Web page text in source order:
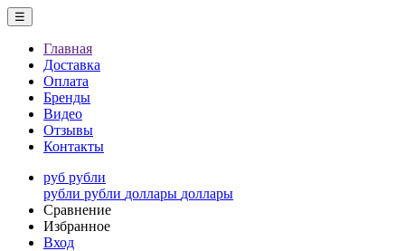
☰
Главная
Доставка
Оплата
Бренды
Видео
Отзывы
Контакты
руб рубли
рубли рубли доллары доллары
Сравнение
Избранное
Вход